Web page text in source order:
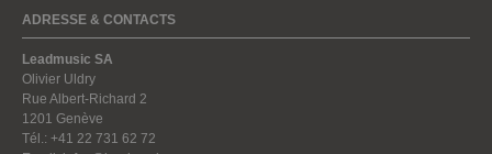
ADRESSE & CONTACTS
Leadmusic SA
Olivier Uldry
Rue Albert-Richard 2
1201 Genève
Tél.: +41 22 731 62 72